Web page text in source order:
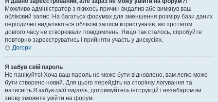
Можливо адміністратор з якихось причин видалив або вимкнув ваш
обліковий запис. На багатьох форумах для зменшення розміру бази даних
періодично видаляються облікові записи користувачів, які протягом
довгого часу не створювали повідомлень. Якщо так сталось, спробуйте
повторно зареєструватись і прийняти участь у дискусіях.
Догори
Я забув свій пароль
Не панікуйте! Хоча ваш пароль не може бути відновлено, вам легко може
бути створено новий. Для цього перейдіть на сторінку логування та
натиснітьЯ забув свій пароль, дотримуйтесь інструкцій і незабаром ви
знову зможете увійти на форум.